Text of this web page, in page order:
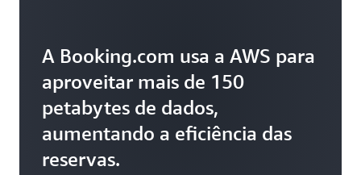
A Booking.com usa a AWS para
aproveitar mais de 150
petabytes de dados,
aumentando a eficiência das
reservas.